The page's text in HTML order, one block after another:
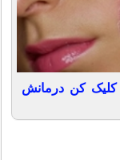
کن درمانش